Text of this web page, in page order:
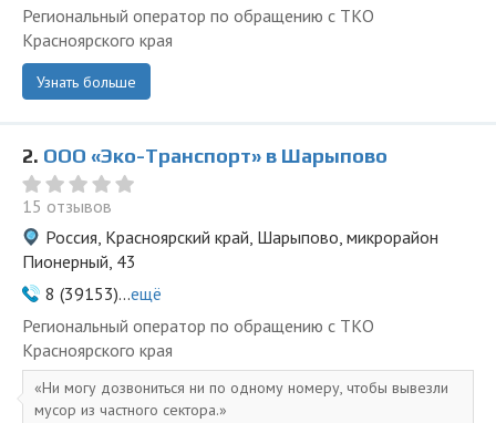
Региональный оператор по обращению с ТКО
Красноярского края
Узнать больше
2. ООО «Эко-Транспорт» в Шарыпово
15 отзывов
Россия, Красноярский край, Шарыпово, микрорайон
Пионерный, 43
8 (39153)...ещё
Региональный оператор по обращению с ТКО
Красноярского края
Ни могу дозвониться ни по одному номеру, чтобы вывезли
мусор из частного сектора.